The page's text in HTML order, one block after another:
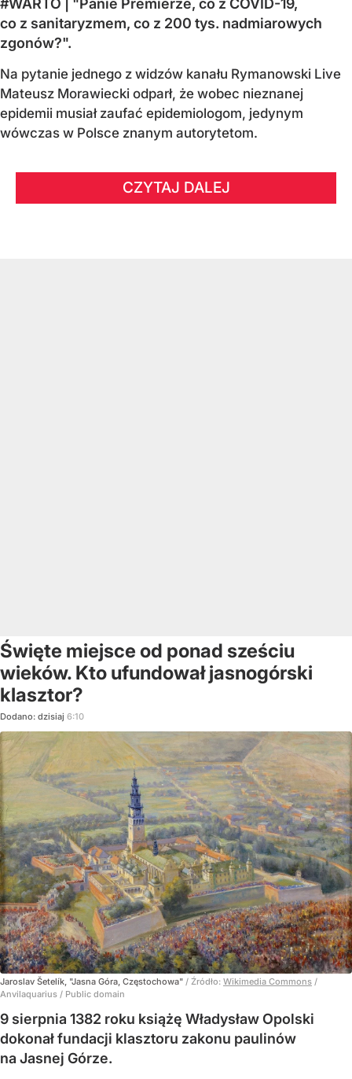
#WARTO | "Panie Premierze, co z COVID-19,
co z sanitaryzmem, co z 200 tys. nadmiarowych
zgonów?".
Na pytanie jednego z widzów kanału Rymanowski Live
Mateusz Morawiecki odparł, że wobec nieznanej
epidemii musiał zaufać epidemiologom, jedynym
wówczas w Polsce znanym autorytetom.
CZYTAJ DALEJ
Święte miejsce od ponad sześciu
wieków. Kto ufundował jasnogórski
klasztor?
Dodano: dzisiaj 6:10
Jaroslav Šetelík, "Jasna Góra, Częstochowa" / Źródło: Wikimedia Commons /
Anvilaquarius / Public domain
9 sierpnia 1382 roku książę Władysław Opolski
dokonał fundacji klasztoru zakonu paulinów
na Jasnej Górze.